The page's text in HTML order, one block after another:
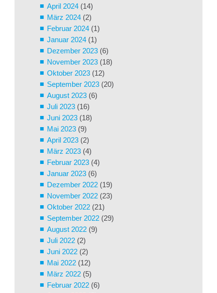
April 2024 (14)
März 2024 (2)
Februar 2024 (1)
Januar 2024 (1)
Dezember 2023 (6)
November 2023 (18)
Oktober 2023 (12)
September 2023 (20)
August 2023 (6)
Juli 2023 (16)
Juni 2023 (18)
Mai 2023 (9)
April 2023 (2)
März 2023 (4)
Februar 2023 (4)
Januar 2023 (6)
Dezember 2022 (19)
November 2022 (23)
Oktober 2022 (21)
September 2022 (29)
August 2022 (9)
Juli 2022 (2)
Juni 2022 (2)
Mai 2022 (12)
März 2022 (5)
Februar 2022 (6)